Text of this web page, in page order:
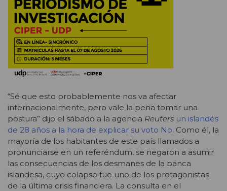
“Sé que esto probablemente nos va afectar
internacionalmente, pero vale la pena tomar una
postura” dijo el sábado a la agencia Reuters un islandés
de 28 años a la hora de explicar su voto No. Como él, la
mayoría de los habitantes de este país llamados a
pronunciarse en un referéndum, se negaron a asumir
las consecuencias de los desmanes de la banca
islandesa, cuyo colapso fue uno de los protagonistas
de la última crisis financiera. La consulta en el